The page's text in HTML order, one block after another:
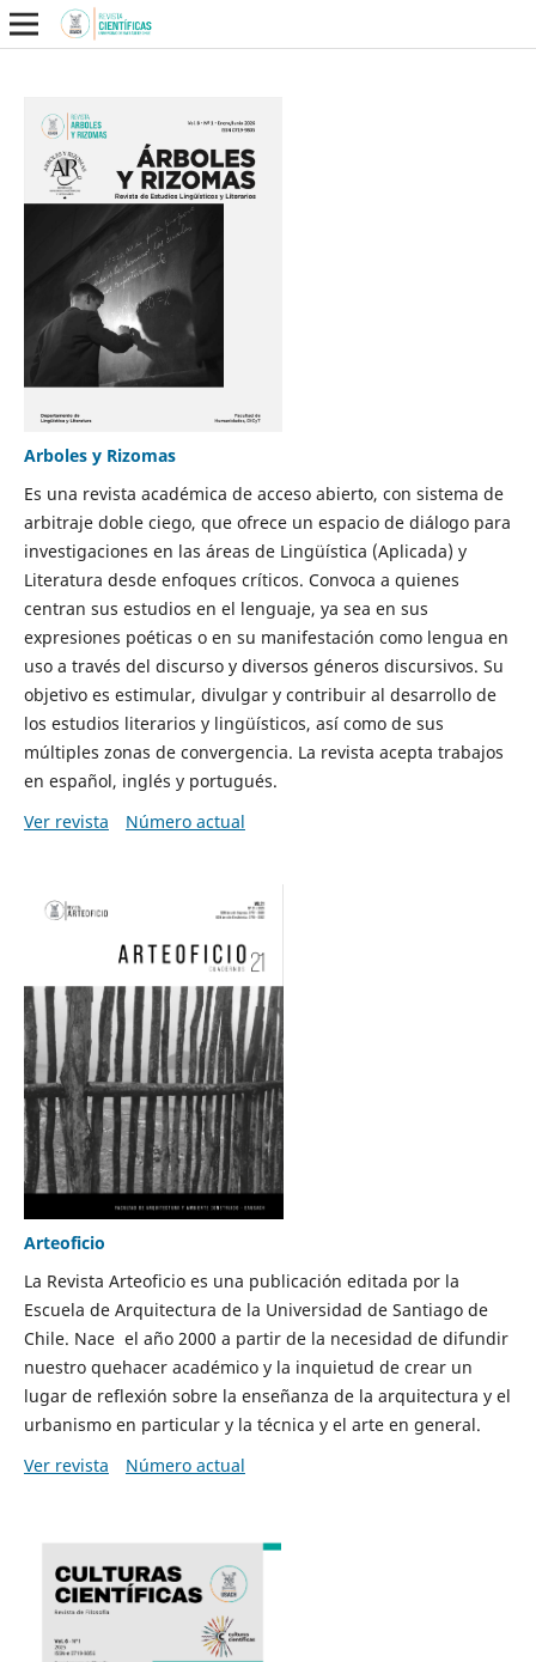
Arboles y Rizomas
Es una revista académica de acceso abierto, con sistema de
arbitraje doble ciego, que ofrece un espacio de diálogo para
investigaciones en las áreas de Lingüística (Aplicada) y
Literatura desde enfoques críticos. Convoca a quienes
centran sus estudios en el lenguaje, ya sea en sus
expresiones poéticas o en su manifestación como lengua en
uso a través del discurso y diversos géneros discursivos. Su
objetivo es estimular, divulgar y contribuir al desarrollo de
los estudios literarios y lingüísticos, así como de sus
múltiples zonas de convergencia. La revista acepta trabajos
en español, inglés y portugués.
Ver revista
Número actual
Arteoficio
La Revista Arteoficio es una publicación editada por la
Escuela de Arquitectura de la Universidad de Santiago de
Chile. Nace el año 2000 a partir de la necesidad de difundir
nuestro quehacer académico y la inquietud de crear un
lugar de reflexión sobre la enseñanza de la arquitectura y el
urbanismo en particular y la técnica y el arte en general.
Ver revista
Número actual